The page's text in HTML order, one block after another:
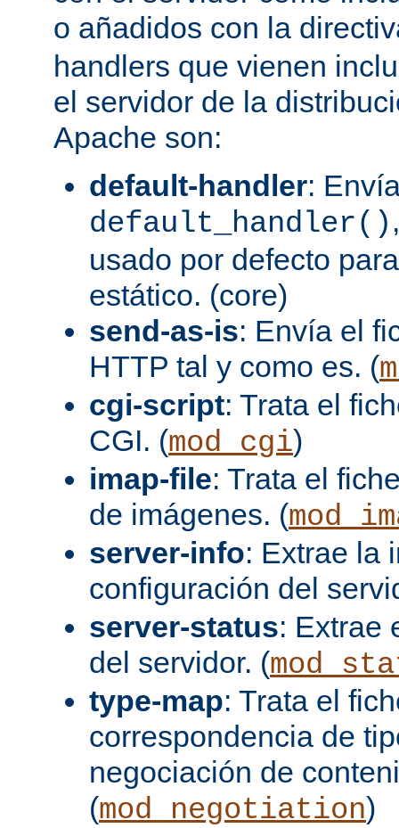
o añadidos con la
handlers que vienen
el servidor de la
Apache son:
default-handler:
default_handler()
usado por defecto
estático. (core)
send-as-is: Envía el
HTTP tal y como es. (
cgi-script: Trata el
CGI. (mod_cgi)
imap-file: Trata el
de imágenes. (
server-info: Extrae la
configuración del
server-status: Extrae
del servidor. (
type-map: Trata el
correspondencia de
negociación de
(mod_negotiation)